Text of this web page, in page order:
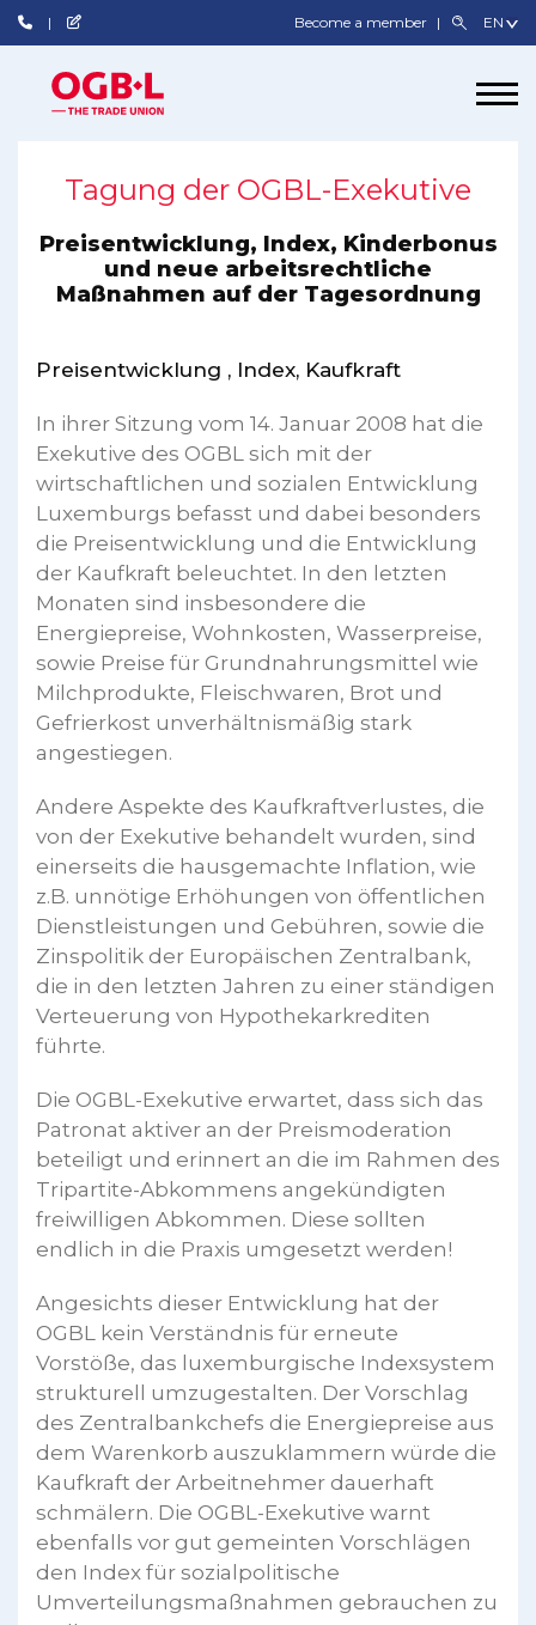
Become a member
Tagung der OGBL-Exekutive
Preisentwicklung, Index, Kinderbonus
und neue arbeitsrechtliche
Maßnahmen auf der Tagesordnung
Preisentwicklung , Index, Kaufkraft
In ihrer Sitzung vom 14. Januar 2008 hat die
Exekutive des OGBL sich mit der
wirtschaftlichen und sozialen Entwicklung
Luxemburgs befasst und dabei besonders
die Preisentwicklung und die Entwicklung
der Kaufkraft beleuchtet. In den letzten
Monaten sind insbesondere die
Energiepreise, Wohnkosten, Wasserpreise,
sowie Preise für Grundnahrungsmittel wie
Milchprodukte, Fleischwaren, Brot und
Gefrierkost unverhältnismäßig stark
angestiegen.
Andere Aspekte des Kaufkraftverlustes, die
von der Exekutive behandelt wurden, sind
einerseits die hausgemachte Inflation, wie
z.B. unnötige Erhöhungen von öffentlichen
Dienstleistungen und Gebühren, sowie die
Zinspolitik der Europäischen Zentralbank,
die in den letzten Jahren zu einer ständigen
Verteuerung von Hypothekarkrediten
führte.
Die OGBL-Exekutive erwartet, dass sich das
Patronat aktiver an der Preismoderation
beteiligt und erinnert an die im Rahmen des
Tripartite-Abkommens angekündigten
freiwilligen Abkommen. Diese sollten
endlich in die Praxis umgesetzt werden!
Angesichts dieser Entwicklung hat der
OGBL kein Verständnis für erneute
Vorstöße, das luxemburgische Indexsystem
strukturell umzugestalten. Der Vorschlag
des Zentralbankchefs die Energiepreise aus
dem Warenkorb auszuklammern würde die
Kaufkraft der Arbeitnehmer dauerhaft
schmälern. Die OGBL-Exekutive warnt
ebenfalls vor gut gemeinten Vorschlägen
den Index für sozialpolitische
Umverteilungsmaßnahmen gebrauchen zu